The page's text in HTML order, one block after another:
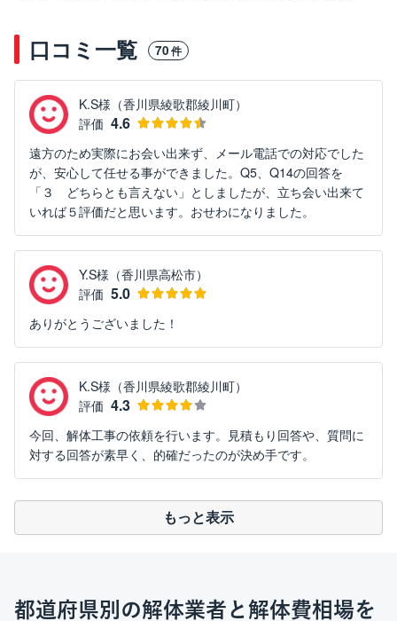
口コミ一覧 70件
K.S様（香川県綾歌郡綾川町）
評価 4.6
遠方のため実際にお会い出来ず、メール電話での対応でした
が、安心して任せる事ができました。Q5、Q14の回答を
「３ どちらとも言えない」としましたが、立ち会い出来て
いれば５評価だと思います。おせわになりました。
Y.S様（香川県高松市）
評価 5.0
ありがとうございました！
K.S様（香川県綾歌郡綾川町）
評価 4.3
今回、解体工事の依頼を行います。見積もり回答や、質問に
対する回答が素早く、的確だったのが決め手です。
もっと表示
都道府県別の解体業者と解体費相場を